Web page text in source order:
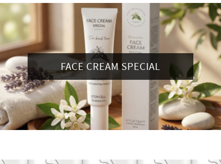
FACE CREAM SPECIAL